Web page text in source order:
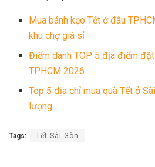
Mua bánh kẹo Tết ở đâu
khu chợ giá sỉ
Điểm danh TOP 5 địa điểm
TPHCM 2026
Top 5 địa chỉ mua quà Tết ở
lượng
Tags: Tết Sài Gòn